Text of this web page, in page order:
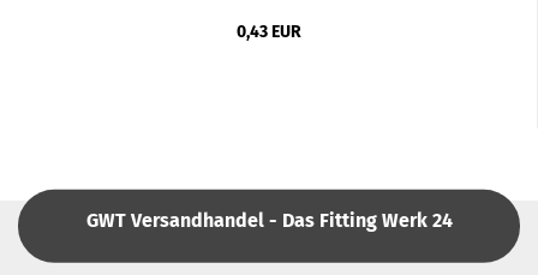
0,43 EUR
GWT Versandhandel - Das Fitting Werk 24